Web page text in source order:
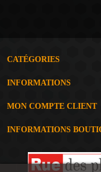
CATÉGORIES
INFORMATIONS
MON COMPTE CLIENT
INFORMATIONS